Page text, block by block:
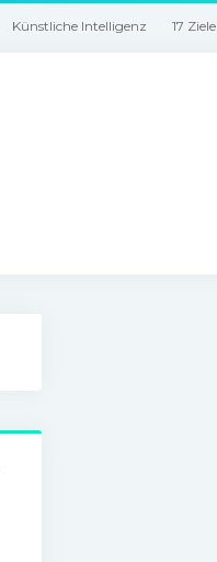
Künstliche Intelligenz 17 Ziele